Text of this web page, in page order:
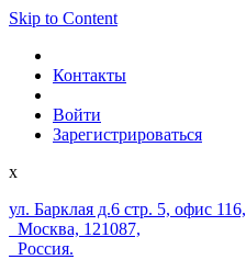
Skip to Content
Контакты
Войти
Зарегистрироваться
x
ул. Барклая д.6 стр. 5, офис 116,
Москва, 121087,
Россия.